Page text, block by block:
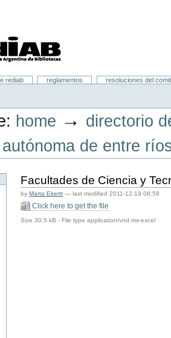
rediab reglamentos
resoluciones del
home → directorio
de entre
Facultades de Ciencia y
by Marta Ekertt — last modified2011-12-19 08:58
Click here to get the file
Size30.5 kB -File typeapplication/vnd.ms-excel